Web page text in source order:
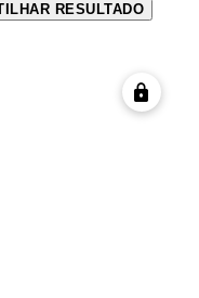
RESULTADO